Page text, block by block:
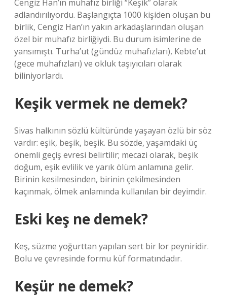
Cengiz Han’ın muhafız birliği “Keşik” olarak
adlandırılıyordu. Başlangıçta 1000 kişiden oluşan bu
birlik, Cengiz Han’ın yakın arkadaşlarından oluşan
özel bir muhafız birliğiydi. Bu durum isimlerine de
yansımıştı. Turha’ut (gündüz muhafızları), Kebte’ut
(gece muhafızları) ve okluk taşıyıcıları olarak
biliniyorlardı.
Keşik vermek ne demek?
Sivas halkının sözlü kültüründe yaşayan özlü bir söz
vardır: eşik, beşik, beşik. Bu sözde, yaşamdaki üç
önemli geçiş evresi belirtilir; mecazi olarak, beşik
doğum, eşik evlilik ve yarık ölüm anlamına gelir.
Birinin kesilmesinden, birinin çekilmesinden
kaçınmak, ölmek anlamında kullanılan bir deyimdir.
Eski keş ne demek?
Keş, süzme yoğurttan yapılan sert bir lor peyniridir.
Bolu ve çevresinde formu küf formatındadır.
Keşür ne demek?